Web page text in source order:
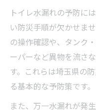
トイレ水漏れの予防に
い防災手順が欠かせま
の操作確認や、タンク
ーパーなど異物を流さ
す。これらは埼玉県の
る基本的な予防策です。
また、万一水漏れが発